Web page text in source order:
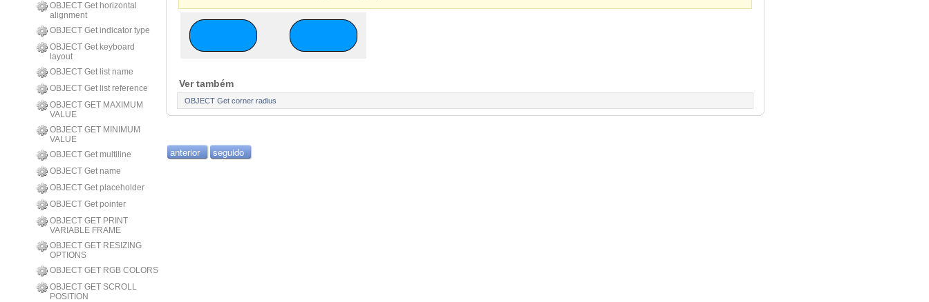
OBJECT Get horizontal
alignment
OBJECT Get indicator type
OBJECT Get keyboard
layout
OBJECT Get list name
OBJECT Get list reference
OBJECT GET MAXIMUM
VALUE
OBJECT GET MINIMUM
VALUE
OBJECT Get multiline
OBJECT Get name
OBJECT Get placeholder
OBJECT Get pointer
OBJECT GET PRINT
VARIABLE FRAME
OBJECT GET RESIZING
OPTIONS
OBJECT GET RGB COLORS
OBJECT GET SCROLL
POSITION
Ver também
OBJECT Get corner radius
anterior seguido